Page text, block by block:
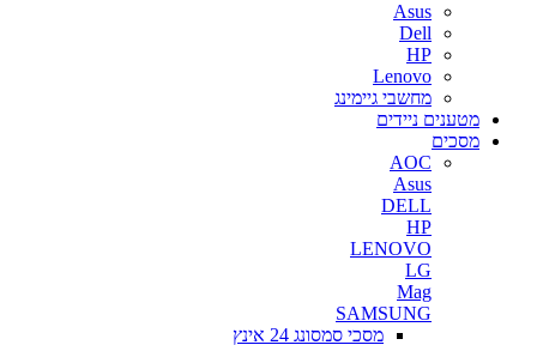
Asus
Dell
HP
Lenovo
מחשבי גיימינג
מטענים ניידים
מסכים
AOC
Asus
DELL
HP
LENOVO
LG
Mag
SAMSUNG
מסכי סמסונג 24 אינץ